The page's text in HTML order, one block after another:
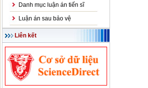
Danh mục luận án tiến sĩ
Luận án sau bảo vệ
Liên kết